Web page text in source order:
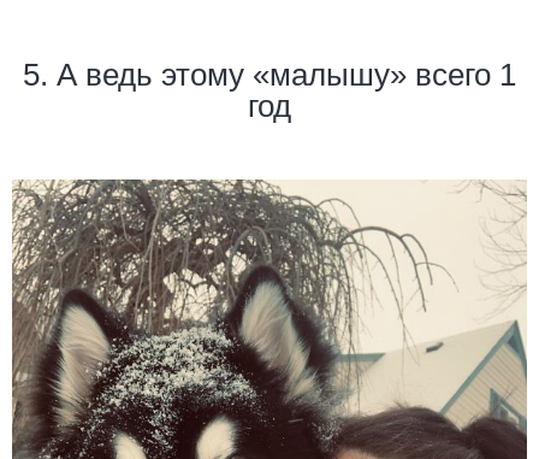
5. А ведь этому «малышу» всего 1
год